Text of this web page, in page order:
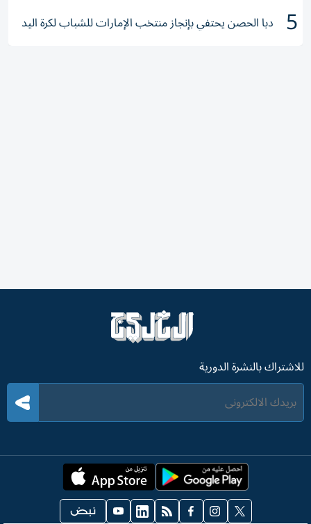
5 دبا الحصن يحتفي بإنجاز منتخب الإمارات للشباب لكرة اليد
للاشتراك بالنشرة الدورية